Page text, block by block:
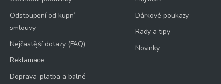
Odstoupení od kupní
smlouvy
Nejčastější dotazy (FAQ)
Reklamace
Doprava, platba a balné
Dárkové poukazy
Rady a tipy
Novinky